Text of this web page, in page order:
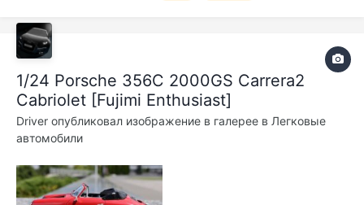
1/24 Porsche 356C 2000GS Carrera2
Cabriolet [Fujimi Enthusiast]
Driver опубликовал изображение в галерее в Легковые
автомобили